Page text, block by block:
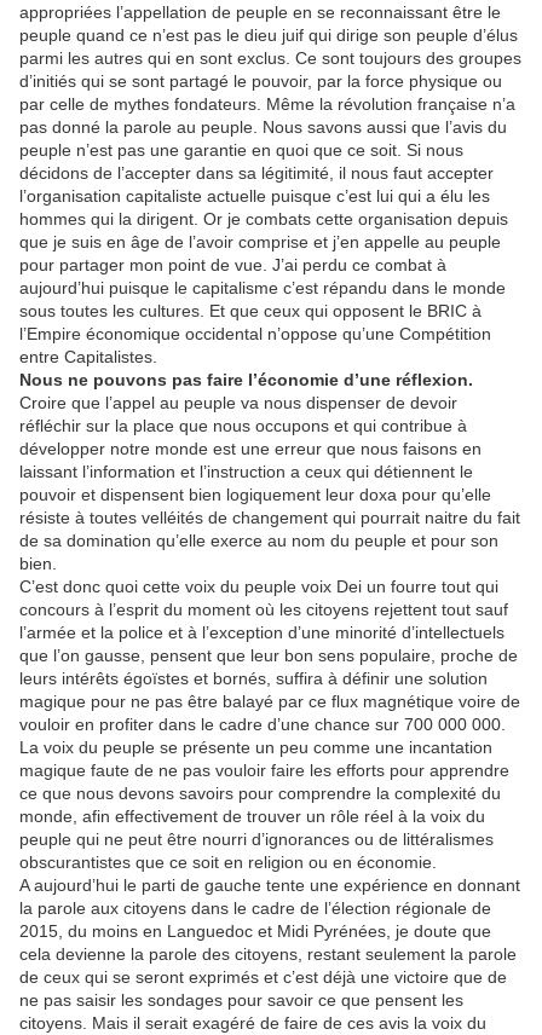
appropriées l’appellation de peuple en se reconnaissant être le
peuple quand ce n’est pas le dieu juif qui dirige son peuple d’élus
parmi les autres qui en sont exclus. Ce sont toujours des groupes
d’initiés qui se sont partagé le pouvoir, par la force physique ou
par celle de mythes fondateurs. Même la révolution française n’a
pas donné la parole au peuple. Nous savons aussi que l’avis du
peuple n’est pas une garantie en quoi que ce soit. Si nous
décidons de l’accepter dans sa légitimité, il nous faut accepter
l’organisation capitaliste actuelle puisque c’est lui qui a élu les
hommes qui la dirigent. Or je combats cette organisation depuis
que je suis en âge de l’avoir comprise et j’en appelle au peuple
pour partager mon point de vue. J’ai perdu ce combat à
aujourd’hui puisque le capitalisme c’est répandu dans le monde
sous toutes les cultures. Et que ceux qui opposent le BRIC à
l’Empire économique occidental n’oppose qu’une Compétition
entre Capitalistes.
Nous ne pouvons pas faire l’économie d’une réflexion.
Croire que l’appel au peuple va nous dispenser de devoir
réfléchir sur la place que nous occupons et qui contribue à
développer notre monde est une erreur que nous faisons en
laissant l’information et l’instruction a ceux qui détiennent le
pouvoir et dispensent bien logiquement leur doxa pour qu’elle
résiste à toutes velléités de changement qui pourrait naitre du fait
de sa domination qu’elle exerce au nom du peuple et pour son
bien.
C’est donc quoi cette voix du peuple voix Dei un fourre tout qui
concours à l’esprit du moment où les citoyens rejettent tout sauf
l’armée et la police et à l’exception d’une minorité d’intellectuels
que l’on gausse, pensent que leur bon sens populaire, proche de
leurs intérêts égoïstes et bornés, suffira à définir une solution
magique pour ne pas être balayé par ce flux magnétique voire de
vouloir en profiter dans le cadre d’une chance sur 700 000 000.
La voix du peuple se présente un peu comme une incantation
magique faute de ne pas vouloir faire les efforts pour apprendre
ce que nous devons savoirs pour comprendre la complexité du
monde, afin effectivement de trouver un rôle réel à la voix du
peuple qui ne peut être nourri d’ignorances ou de littéralismes
obscurantistes que ce soit en religion ou en économie.
A aujourd’hui le parti de gauche tente une expérience en donnant
la parole aux citoyens dans le cadre de l’élection régionale de
2015, du moins en Languedoc et Midi Pyrénées, je doute que
cela devienne la parole des citoyens, restant seulement la parole
de ceux qui se seront exprimés et c’est déjà une victoire que de
ne pas saisir les sondages pour savoir ce que pensent les
citoyens. Mais il serait exagéré de faire de ces avis la voix du